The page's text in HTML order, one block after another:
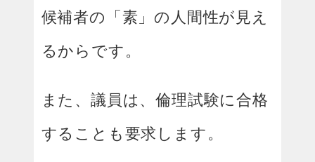
候補者の「素」の人間性が見え
るからです。
また、議員は、倫理試験に合格
することも要求します。